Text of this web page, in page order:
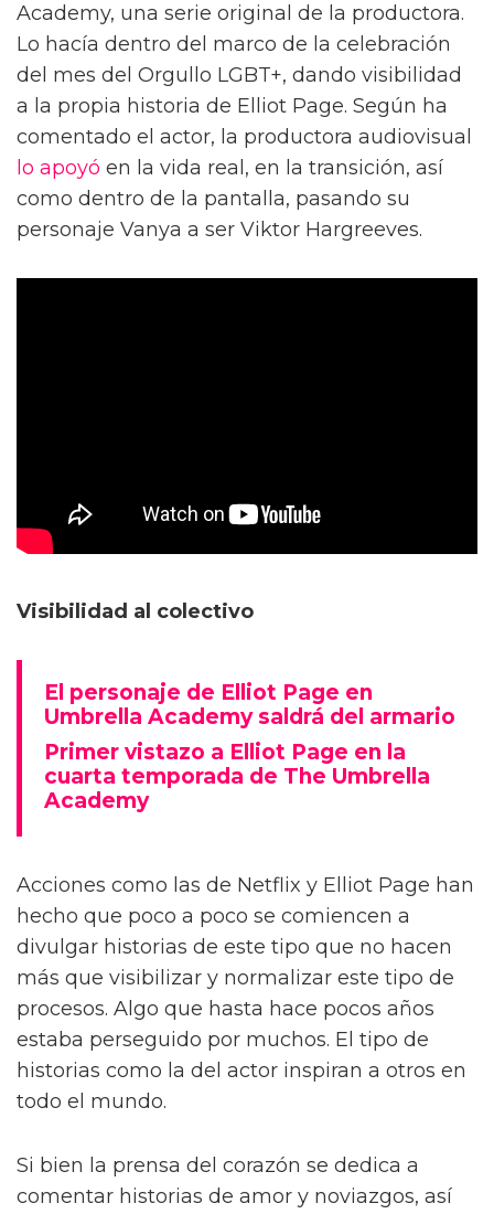
Academy, una serie original de la productora.
Lo hacía dentro del marco de la celebración
del mes del Orgullo LGBT+, dando visibilidad
a la propia historia de Elliot Page. Según ha
comentado el actor, la productora audiovisual
lo apoyó en la vida real, en la transición, así
como dentro de ­la pantalla, pasando su
personaje Vanya a ser Viktor Hargreeves.
Visibilidad al colectivo
El personaje de Elliot Page en
Umbrella Academy saldrá del armario
Primer vistazo a Elliot Page en la
cuarta temporada de The Umbrella
Academy
Acciones como las de Netflix y Elliot Page han
hecho que poco a poco se comiencen a
divulgar historias de este tipo que no hacen
más que visibilizar y normalizar este tipo de
procesos. Algo que hasta hace pocos años
estaba perseguido por muchos. El tipo de
historias como la del actor inspiran a otros en
todo el mundo.
Si bien la prensa del corazón se dedica a
comentar historias de amor y noviazgos, así